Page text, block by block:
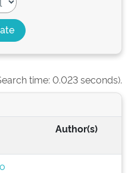
time: 0.023 seconds).
Author(s)